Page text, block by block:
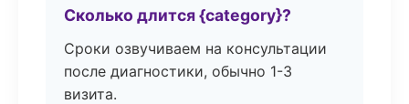
Сколько длится {category}?
Сроки озвучиваем на консультации
после диагностики, обычно 1-3
визита.